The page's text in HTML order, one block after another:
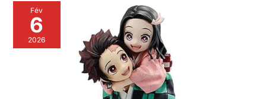
Fév
6
2026
Revue
:
figurine
Ichibansho
Tanjiro